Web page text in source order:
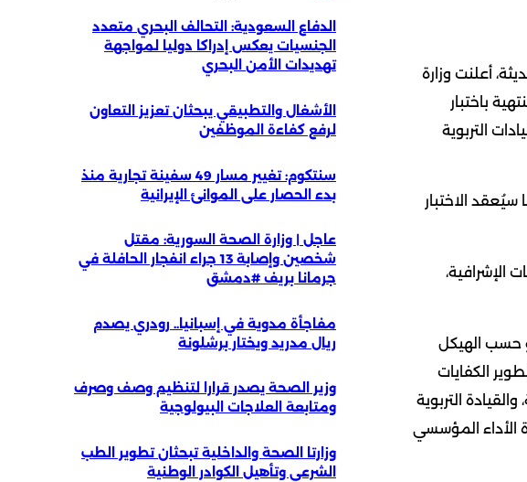
أعلنت وزارة
باختبار
التربوية
أن الدورة التدريبية ستُعقد خلال الفترة من 14 إلى 18 يونيو 2026،، فيما سيُعقد الاختبار
من مختلف الفئات الإشرافية،
و حسب الهيكل
الكفايات
التربوية
الأداء المؤسسي
الدفاع السعودية: التحالف البحري متعدد
الجنسيات يعكس إدراكا دوليا لمواجهة
تهديدات الأمن البحري
الأشغال والتطبيقي يبحثان تعزيز التعاون
لرفع كفاءة الموظفين
سنتكوم: تغيير مسار 49 سفينة تجارية منذ
بدء الحصار على الموانئ الإيرانية
عاجل | وزارة الصحة السورية: مقتل
شخصين وإصابة 13 جراء انفجار الحافلة في
جرمانا بريف #دمشق
مفاجأة مدوية في إسبانيا.. رودري يصدم
ريال مدريد ويختار برشلونة
وزير الصحة يصدر قرارا لتنظيم وصف وصرف
ومتابعة العلاجات البيولوجية
وزارتا الصحة والداخلية تبحثان تطوير الطب
الشرعي وتأهيل الكوادر الوطنية